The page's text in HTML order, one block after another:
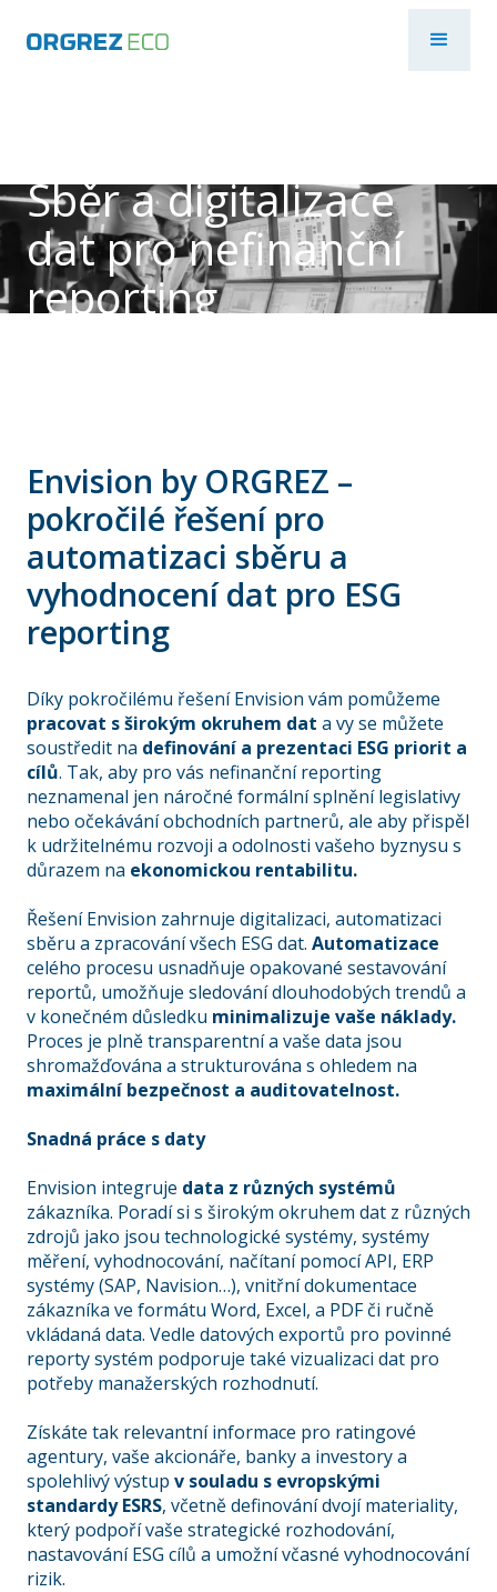
Sběr a digitalizace
dat pro nefinanční
reporting
Envision by ORGREZ –
pokročilé řešení pro
automatizaci sběru a
vyhodnocení dat pro ESG
reporting
Díky pokročilému řešení Envision vám pomůžeme
pracovat s širokým okruhem dat a vy se můžete
soustředit na definování a prezentaci ESG priorit a
cílů. Tak, aby pro vás nefinanční reporting
neznamenal jen náročné formální splnění legislativy
nebo očekávání obchodních partnerů, ale aby přispěl
k udržitelnému rozvoji a odolnosti vašeho byznysu s
důrazem na ekonomickou rentabilitu.
Řešení Envision zahrnuje digitalizaci, automatizaci
sběru a zpracování všech ESG dat. Automatizace
celého procesu usnadňuje opakované sestavování
reportů, umožňuje sledování dlouhodobých trendů a
v konečném důsledku minimalizuje vaše náklady.
Proces je plně transparentní a vaše data jsou
shromažďována a strukturována s ohledem na
maximální bezpečnost a auditovatelnost.
Snadná práce s daty
Envision integruje data z různých systémů
zákazníka. Poradí si s širokým okruhem dat z různých
zdrojů jako jsou technologické systémy, systémy
měření, vyhodnocování, načítaní pomocí API, ERP
systémy (SAP, Navision…), vnitřní dokumentace
zákazníka ve formátu Word, Excel, a PDF či ručně
vkládaná data. Vedle datových exportů pro povinné
reporty systém podporuje také vizualizaci dat pro
potřeby manažerských rozhodnutí.
Získáte tak relevantní informace pro ratingové
agentury, vaše akcionáře, banky a investory a
spolehlivý výstup v souladu s evropskými
standardy ESRS, včetně definování dvojí materiality,
který podpoří vaše strategické rozhodování,
nastavování ESG cílů a umožní včasné vyhodnocování
rizik.